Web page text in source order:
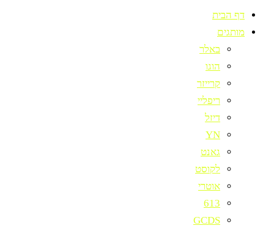
דף הבית
מותגים
באלר
הוגו
קרייזר
ריפליי
דיזל
YN
גאנט
לקוסט
אוטרי
613
GCDS